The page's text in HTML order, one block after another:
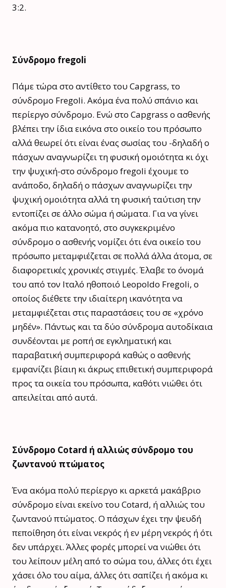
3:2.
Σύνδρομο fregoli
Πάμε τώρα στο αντίθετο του Capgrass, το
σύνδρομο Fregoli. Ακόμα ένα πολύ σπάνιο και
περίεργο σύνδρομο. Ενώ στο Capgrass ο ασθενής
βλέπει την ίδια εικόνα στο οικείο του πρόσωπο
αλλά θεωρεί ότι είναι ένας σωσίας του -δηλαδή ο
πάσχων αναγνωρίζει τη φυσική ομοιότητα κι όχι
την ψυχική-στο σύνδρομο fregoli έχουμε το
ανάποδο, δηλαδή ο πάσχων αναγνωρίζει την
ψυχική ομοιότητα αλλά τη φυσική ταύτιση την
εντοπίζει σε άλλο σώμα ή σώματα. Για να γίνει
ακόμα πιο κατανοητό, στο συγκεκριμένο
σύνδρομο ο ασθενής νομίζει ότι ένα οικείο του
πρόσωπο μεταμφιέζεται σε πολλά άλλα άτομα, σε
διαφορετικές χρονικές στιγμές. Έλαβε το όνομά
του από τον Ιταλό ηθοποιό Leopoldo Fregoli, ο
οποίος διέθετε την ιδιαίτερη ικανότητα να
μεταμφιέζεται στις παραστάσεις του σε «χρόνο
μηδέν». Πάντως και τα δύο σύνδρομα αυτοδίκαια
συνδέονται με ροπή σε εγκληματική και
παραβατική συμπεριφορά καθώς ο ασθενής
εμφανίζει βίαιη κι άκρως επιθετική συμπεριφορά
προς τα οικεία του πρόσωπα, καθότι νιώθει ότι
απειλείται από αυτά.
Σύνδρομο Cotard ή αλλιώς σύνδρομο του
ζωντανού πτώματος
Ένα ακόμα πολύ περίεργο κι αρκετά μακάβριο
σύνδρομο είναι εκείνο του Cotard, ή αλλιώς του
ζωντανού πτώματος. Ο πάσχων έχει την ψευδή
πεποίθηση ότι είναι νεκρός ή εν μέρη νεκρός ή ότι
δεν υπάρχει. Άλλες φορές μπορεί να νιώθει ότι
του λείπουν μέλη από το σώμα του, άλλες ότι έχει
χάσει όλο του αίμα, άλλες ότι σαπίζει ή ακόμα κι